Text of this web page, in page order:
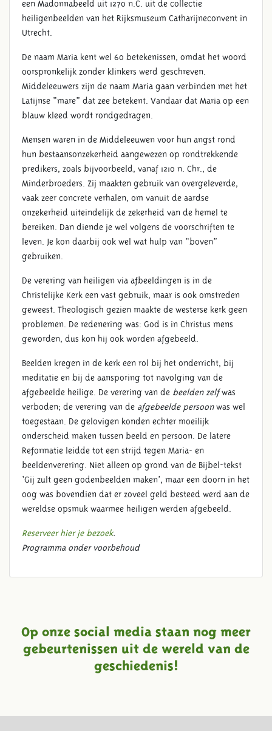
een Madonnabeeld uit 1270 n.C. uit de collectie
heiligenbeelden van het Rijksmuseum Catharijneconvent in
Utrecht.
De naam Maria kent wel 60 betekenissen, omdat het woord
oorspronkelijk zonder klinkers werd geschreven.
Middeleeuwers zijn de naam Maria gaan verbinden met het
Latijnse “mare” dat zee betekent. Vandaar dat Maria op een
blauw kleed wordt rondgedragen.
Mensen waren in de Middeleeuwen voor hun angst rond
hun bestaansonzekerheid aangewezen op rondtrekkende
predikers, zoals bijvoorbeeld, vanaf 1210 n. Chr., de
Minderbroeders. Zij maakten gebruik van overgeleverde,
vaak zeer concrete verhalen, om vanuit de aardse
onzekerheid uiteindelijk de zekerheid van de hemel te
bereiken. Dan diende je wel volgens de voorschriften te
leven. Je kon daarbij ook wel wat hulp van “boven”
gebruiken.
De verering van heiligen via afbeeldingen is in de
Christelijke Kerk een vast gebruik, maar is ook omstreden
geweest. Theologisch gezien maakte de westerse kerk geen
problemen. De redenering was: God is in Christus mens
geworden, dus kon hij ook worden afgebeeld.
Beelden kregen in de kerk een rol bij het onderricht, bij
meditatie en bij de aansporing tot navolging van de
afgebeelde heilige. De verering van de beelden zelfwas
verboden; de verering van de afgebeelde persoonwas wel
toegestaan. De gelovigen konden echter moeilijk
onderscheid maken tussen beeld en persoon. De latere
Reformatie leidde tot een strijd tegen Maria- en
beeldenverering. Niet alleen op grond van de Bijbel-tekst
‘Gij zult geen godenbeelden maken’, maar een doorn in het
oog was bovendien dat er zoveel geld besteed werd aan de
wereldse opsmuk waarmee heiligen werden afgebeeld.
Reserveer hier je bezoek.
Programma onder voorbehoud
Op onze social media staan nog meer
gebeurtenissen uit de wereld van de
geschiedenis!